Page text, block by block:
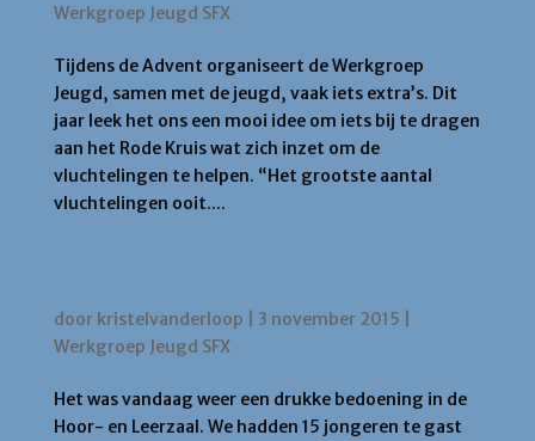
Werkgroep Jeugd SFX
Tijdens de Advent organiseert de Werkgroep
Jeugd, samen met de jeugd, vaak iets extra’s. Dit
jaar leek het ons een mooi idee om iets bij te dragen
aan het Rode Kruis wat zich inzet om de
vluchtelingen te helpen. “Het grootste aantal
vluchtelingen ooit....
door kristelvanderloop 3 november 2015
Werkgroep Jeugd SFX
Het was vandaag weer een drukke bedoening in de
Hoor- en Leerzaal. We hadden 15 jongeren te gast